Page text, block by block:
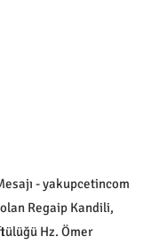
- yakupcetincom
Regaip Kandili,
Hz. Ömer